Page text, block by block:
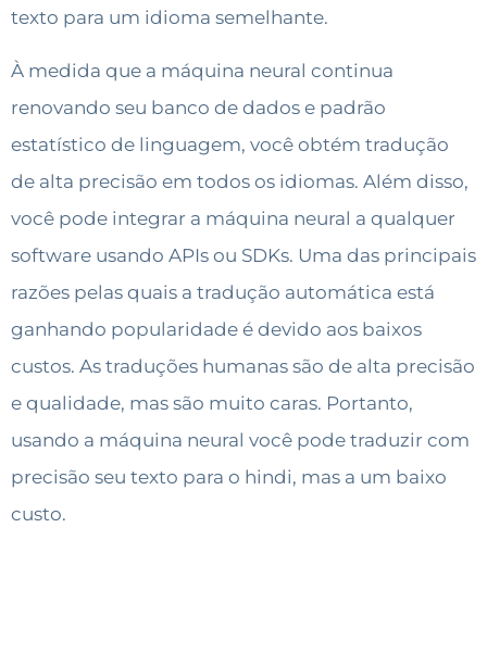
texto para um idioma semelhante.
À medida que a máquina neural continua
renovando seu banco de dados e padrão
estatístico de linguagem, você obtém tradução
de alta precisão em todos os idiomas. Além disso,
você pode integrar a máquina neural a qualquer
software usando APIs ou SDKs. Uma das principais
razões pelas quais a tradução automática está
ganhando popularidade é devido aos baixos
custos. As traduções humanas são de alta precisão
e qualidade, mas são muito caras. Portanto,
usando a máquina neural você pode traduzir com
precisão seu texto para o hindi, mas a um baixo
custo.